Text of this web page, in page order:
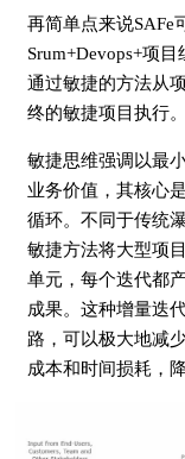
再简单点来说SAFe
Srum+Devops+项
通过敏捷的方法从
终的敏捷项目执行。
敏捷思维强调以最
业务价值，其核心
循环。不同于传统
敏捷方法将大型项
单元，每个迭代都
成果。这种增量迭
路，可以极大地减
成本和时间损耗，